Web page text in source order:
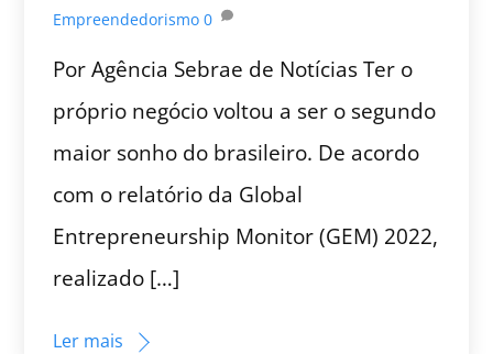
Empreendedorismo 0
Por Agência Sebrae de Notícias Ter o
próprio negócio voltou a ser o segundo
maior sonho do brasileiro. De acordo
com o relatório da Global
Entrepreneurship Monitor (GEM) 2022,
realizado […]
Ler mais